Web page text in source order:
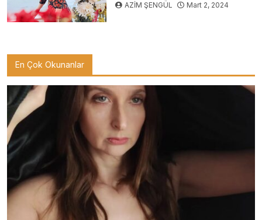
AZİM ŞENGÜL Mart 2, 2024
En Çok Okunanlar